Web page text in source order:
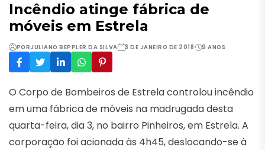
Incêndio atinge fábrica de
móveis em Estrela
PORJULIANO BEPPLER DA SILVA 3 DE JANEIRO DE 2018 9 ANOS
O Corpo de Bombeiros de Estrela controlou incêndio
em uma fábrica de móveis na madrugada desta
quarta-feira, dia 3, no bairro Pinheiros, em Estrela. A
corporação foi acionada às 4h45, deslocando-se à